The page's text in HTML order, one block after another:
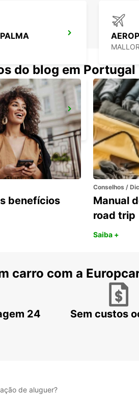
ROCA
do blog em Portugal
benefícios
Conselhos /
Manual
road trip
Saiba +
carro com a
24
Sem custos
de aluguer?